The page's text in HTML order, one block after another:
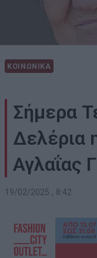
ΚΟΙΝΩΝΙΚΑ
Σήμερα
Δελέρια
Αγλαΐας
19/02/2025 , 8:42